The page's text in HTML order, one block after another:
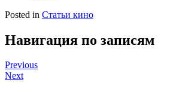
Posted in Статьи кино
Навигация по записям
Previous
Next